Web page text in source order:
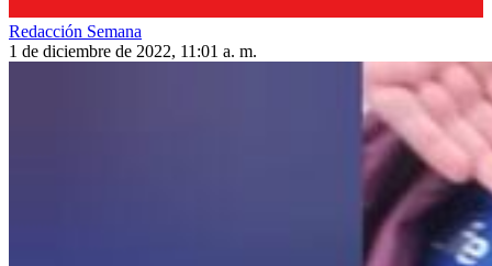
Redacción Semana
1 de diciembre de 2022, 11:01 a. m.